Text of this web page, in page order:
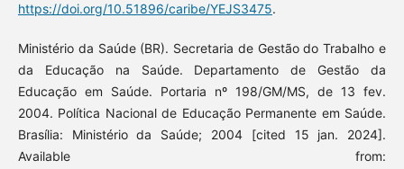
https://doi.org/10.51896/caribe/YEJS3475.
Ministério da Saúde (BR). Secretaria de Gestão do Trabalho e
da Educação na Saúde. Departamento de Gestão da
Educação em Saúde. Portaria nº 198/GM/MS, de 13 fev.
2004. Política Nacional de Educação Permanente em Saúde.
Brasília: Ministério da Saúde; 2004 [cited 15 jan. 2024].
Available from: